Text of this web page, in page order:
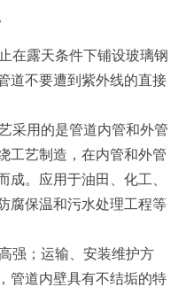
在露天条件下铺设玻璃钢
道不要遭到紫外线的直接
采用的是管道内管和外管
工艺制造，在内管和外管
成。应用于油田、化工、
腐保温和污水处理工程等
强；运输、安装维护方
管道内壁具有不结垢的特